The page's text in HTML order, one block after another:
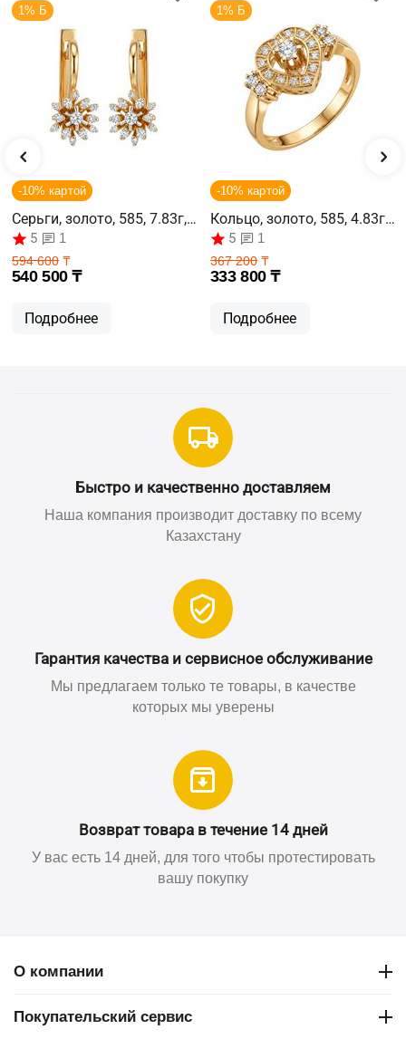
1% Б
-10% картой
Серьги, золото, 585, 7.83г,
63123
5 1
594 600 ₸
540 500 ₸
Подробнее
1% Б
-10% картой
Кольцо, золото, 585, 4.83г,
62103
5 1
367 200 ₸
333 800 ₸
Подробнее
Быстро и качественно доставляем
Наша компания производит доставку по всему
Казахстану
Гарантия качества и сервисное обслуживание
Мы предлагаем только те товары, в качестве
которых мы уверены
Возврат товара в течение 14 дней
У вас есть 14 дней, для того чтобы протестировать
вашу покупку
О компании
Покупательский сервис